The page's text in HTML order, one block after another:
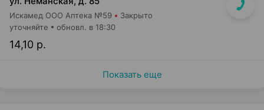
Искамед ООО Аптека №59 Закрыто
14,10 р.
уточняйте обновл. в 18:30
Показать еще